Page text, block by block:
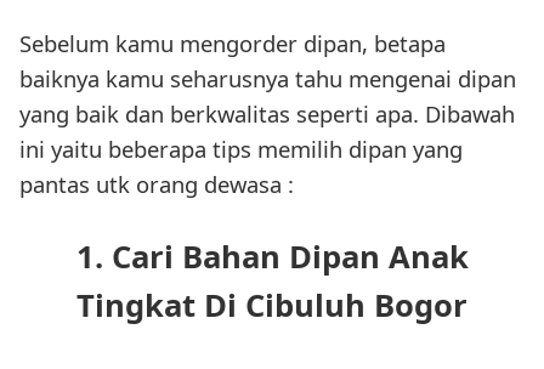
Sebelum kamu mengorder dipan, betapa
baiknya kamu seharusnya tahu mengenai dipan
yang baik dan berkwalitas seperti apa. Dibawah
ini yaitu beberapa tips memilih dipan yang
pantas utk orang dewasa :
1. Cari Bahan Dipan Anak
Tingkat Di Cibuluh Bogor